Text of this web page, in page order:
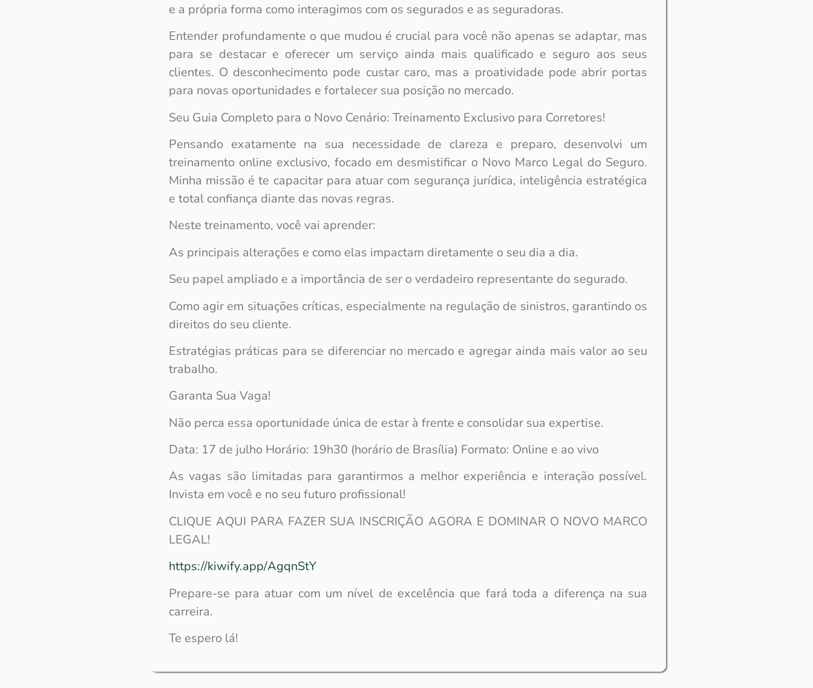
e a própria forma como interagimos com os segurados e as seguradoras.
Entender profundamente o que mudou é crucial para você não apenas se adaptar, mas
para se destacar e oferecer um serviço ainda mais qualificado e seguro aos seus
clientes. O desconhecimento pode custar caro, mas a proatividade pode abrir portas
para novas oportunidades e fortalecer sua posição no mercado.
Seu Guia Completo para o Novo Cenário: Treinamento Exclusivo para Corretores!
Pensando exatamente na sua necessidade de clareza e preparo, desenvolvi um
treinamento online exclusivo, focado em desmistificar o Novo Marco Legal do Seguro.
Minha missão é te capacitar para atuar com segurança jurídica, inteligência estratégica
e total confiança diante das novas regras.
Neste treinamento, você vai aprender:
As principais alterações e como elas impactam diretamente o seu dia a dia.
Seu papel ampliado e a importância de ser o verdadeiro representante do segurado.
Como agir em situações críticas, especialmente na regulação de sinistros, garantindo os
direitos do seu cliente.
Estratégias práticas para se diferenciar no mercado e agregar ainda mais valor ao seu
trabalho.
Garanta Sua Vaga!
Não perca essa oportunidade única de estar à frente e consolidar sua expertise.
Data: 17 de julho Horário: 19h30 (horário de Brasília) Formato: Online e ao vivo
As vagas são limitadas para garantirmos a melhor experiência e interação possível.
Invista em você e no seu futuro profissional!
CLIQUE AQUI PARA FAZER SUA INSCRIÇÃO AGORA E DOMINAR O NOVO MARCO
LEGAL!
https://kiwify.app/AgqnStY
Prepare-se para atuar com um nível de excelência que fará toda a diferença na sua
carreira.
Te espero lá!